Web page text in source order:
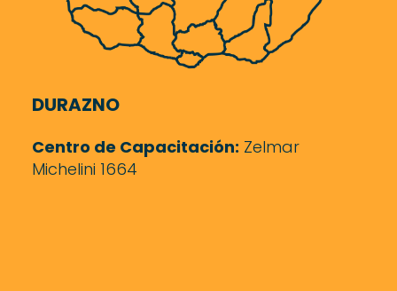
DURAZNO
Centro de Capacitación: Zelmar
Michelini 1664